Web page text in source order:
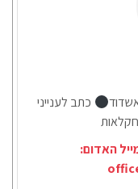
כתב לענייני
האדום: